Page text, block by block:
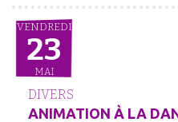
VENDREDI
23
MAI
DIVERS
ANIMATION À LA